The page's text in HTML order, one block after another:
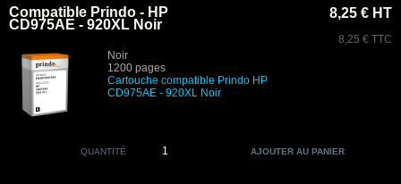
Compatible Prindo - HP
CD975AE - 920XL Noir
Noir
1200 pages
Cartouche compatible Prindo HP
CD975AE - 920XL Noir
8,25 € HT
8,25 € TTC
QUANTITÉ